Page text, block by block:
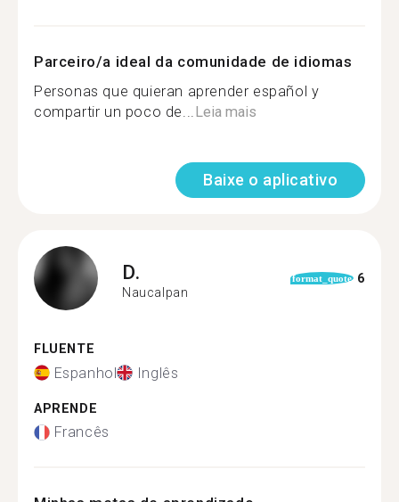
Parceiro/a ideal da comunidade de idiomas
Personas que quieran aprender español y
compartir un poco de...Leia mais
Baixe o aplicativo
D.
Naucalpan
format_quote 6
FLUENTE
Espanhol Inglês
APRENDE
Francês